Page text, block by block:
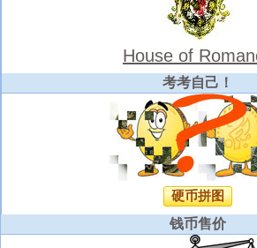
House of
考考自己！
硬币拼图
钱币售价